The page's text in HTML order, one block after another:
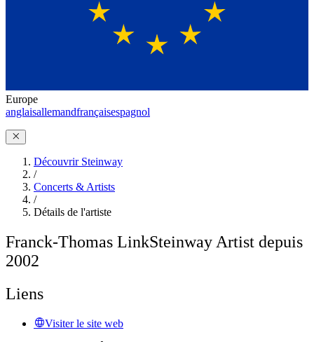
Europe
anglaisallemandfrançaisespagnol
Découvrir Steinway
/
Concerts & Artists
/
Détails de l'artiste
Franck-Thomas LinkSteinway Artist depuis
2002
Liens
Visiter le site web